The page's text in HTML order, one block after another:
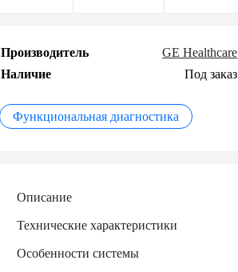
Производитель
GE Healthcare
Наличие
Под заказ
Функциональная диагностика
Описание
Технические характеристики
Особенности системы